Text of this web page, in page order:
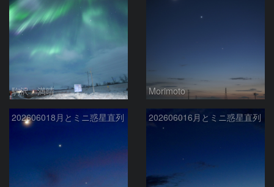
駒沢 満晴 Morimoto
202606018月とミニ惑星直列 202606016月とミニ惑星直列